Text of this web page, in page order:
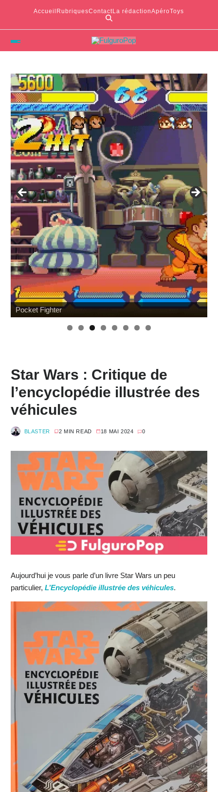
Accueil RubriquesContactLa rédactionApéroToys
Pocket Fighter
Star Wars : Critique de
l’encyclopédie illustrée des
véhicules
BLASTER 2 MIN READ 18 MAI 2024 0
Aujourd’hui je vous parle d’un livre Star Wars un peu
particulier, L’Encyclopédie illustrée des véhicules.